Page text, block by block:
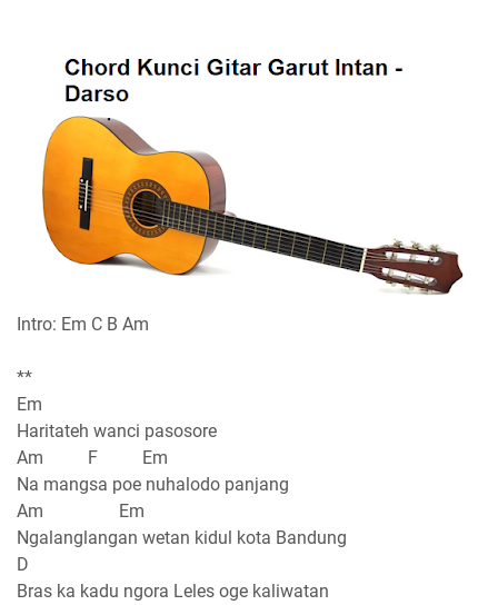
Intro: Em C B Am
**
Em
Haritateh wanci pasosore
Am F Em
Na mangsa poe nuhalodo panjang
Am Em
Ngalanglangan wetan kidul kota Bandung
D
Bras ka kadu ngora Leles oge kaliwatan